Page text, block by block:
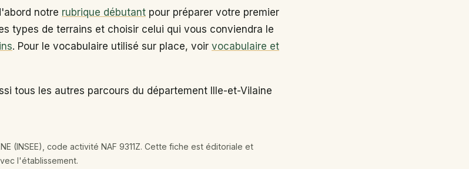
notre rubrique débutant pour préparer votre premier
types de terrains et choisir celui qui vous conviendra le
. Pour le vocabulaire utilisé sur place, voir vocabulaire et
tous les autres parcours du département Ille-et-Vilaine
(INSEE), code activité NAF 9311Z. Cette fiche est éditoriale et
l'établissement.